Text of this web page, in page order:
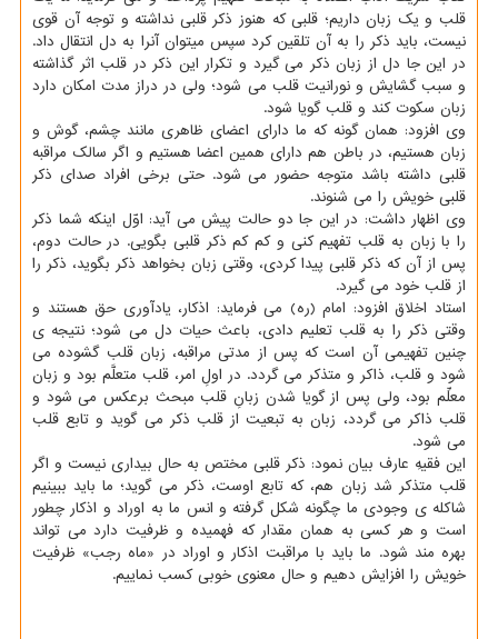
قلب و یک زبان داریم؛ قلبی که هنوز ذکر قلبی نداشته و توجه آن قوی
نیست، باید ذکر را به آن تلقین کرد سپس میتوان آنرا به دل انتقال داد.
در این جا دل از زبان ذکر می گیرد و تکرار این ذکر در قلب اثر گذاشته
و سبب گشایش و نورانیت قلب می شود؛ ولی در دراز مدت امکان دارد
زبان سکوت کند و قلب گویا شود.
وی افزود: همان گونه که ما دارای اعضای ظاهری مانند چشم، گوش و
زبان هستیم، در باطن هم دارای همین اعضا هستیم و اگر سالک مراقبه
قلبی داشته باشد متوجه حضور می شود. حتی برخی افراد صدای ذکر
قلبی خویش را می شنوند.
وی اظهار داشت: در این جا دو حالت پیش می آید: اوّل اینکه شما ذکر
را با زبان به قلب تفهیم کنی و کم کم ذکر قلبی بگویی. در حالت دوم،
پس از آن که ذکر قلبی پیدا کردی، وقتی زبان بخواهد ذکر بگوید، ذکر را
از قلب خود می گیرد.
استاد اخلاق افزود: امام (ره) می فرماید: اذکار، یادآوری حق هستند و
وقتی ذکر را به قلب تعلیم دادی، باعث حیات دل می شود؛ نتیجه ی
چنین تفهیمی آن است که پس از مدتی مراقبه، زبان قلب گشوده می
شود و قلب، ذاکر و متذکر می گردد. در اولِ امر، قلب متعلَّم بود و زبان
معلِّم بود، ولی پس از گویا شدن زبانِ قلب مبحث برعکس می شود و
قلب ذاکر می گردد، زبان به تبعیت از قلب ذکر می گوید و تابع قلب
می شود.
این فقیهِ عارف بیان نمود: ذکر قلبی مختص به حال بیداری نیست و اگر
قلب متذکر شد زبان هم، که تابع اوست، ذکر می گوید؛ ما باید ببینیم
شاکله ی وجودی ما چگونه شکل گرفته و انس ما به اوراد و اذکار چطور
است و هر کسی به همان مقدار که فهمیده و ظرفیت دارد می تواند
بهره مند شود. ما باید با مراقبت اذکار و اوراد در «ماه رجب» ظرفیت
خویش را افزایش دهیم و حال معنوی خوبی کسب نماییم.